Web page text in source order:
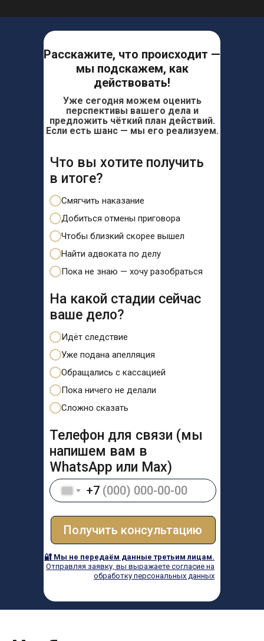
Расскажите, что происходит —
мы подскажем, как
действовать!
🔐 Мы не передаём данные третьим лицам.
Отправляя заявку, вы выражаете согласие на
обработку персональных данных
Что вы хотите получить
в итоге?
Смягчить наказание
Добиться отмены приговора
Чтобы близкий скорее вышел
Найти адвоката по делу
Пока не знаю — хочу разобраться
На какой стадии сейчас
ваше дело?
Идёт следствие
Уже подана апелляция
Обращались с кассацией
Пока ничего не делали
Сложно сказать
Телефон для связи (мы
напишем вам в
WhatsApp или Max)
+7
Получить консультацию
Уже сегодня можем оценить
перспективы вашего дела и
предложить чёткий план действий.
Если есть шанс — мы его реализуем.